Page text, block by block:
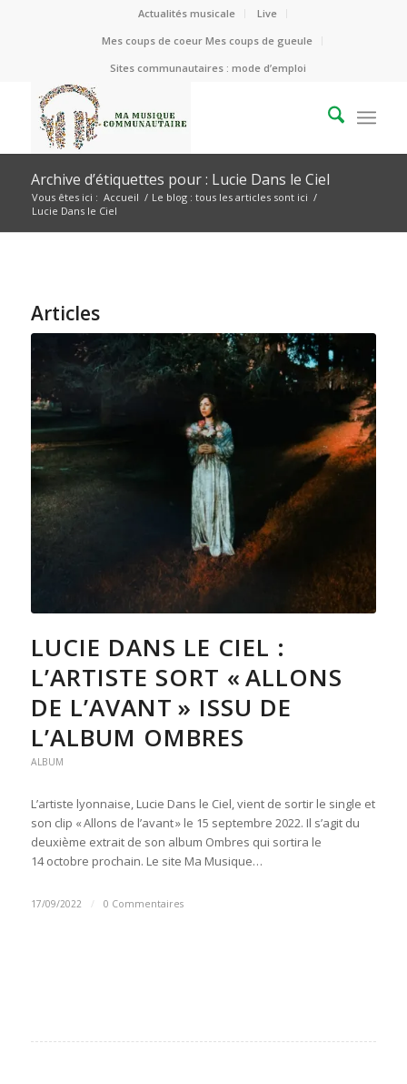
Actualités musicale
Live
Mes coups de coeur Mes coups de gueule
Sites communautaires : mode d’emploi
Archive d’étiquettes pour : Lucie Dans le Ciel
Vous êtes ici : Accueil / Le blog : tous les articles sont ici /
Lucie Dans le Ciel
Articles
LUCIE DANS LE CIEL :
L’ARTISTE SORT « ALLONS
DE L’AVANT » ISSU DE
L’ALBUM OMBRES
ALBUM
L’artiste lyonnaise, Lucie Dans le Ciel, vient de sortir le single et
son clip « Allons de l’avant » le 15 septembre 2022. Il s’agit du
deuxième extrait de son album Ombres qui sortira le
14 octobre prochain. Le site Ma Musique…
17/09/2022 / 0 Commentaires